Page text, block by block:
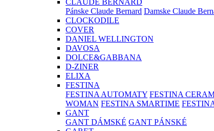
CLAUDE BERNARD
Pánske Claude Bernard Damske Claude
CLOCKODILE
COVER
DANIEL WELLINGTON
DAVOSA
DOLCE&GABBANA
D-ZINER
ELIXA
FESTINA
FESTINA AUTOMATY FESTINA
WOMAN FESTINA SMARTIME
GANT
GANT DÁMSKÉ GANT PÁNSKÉ